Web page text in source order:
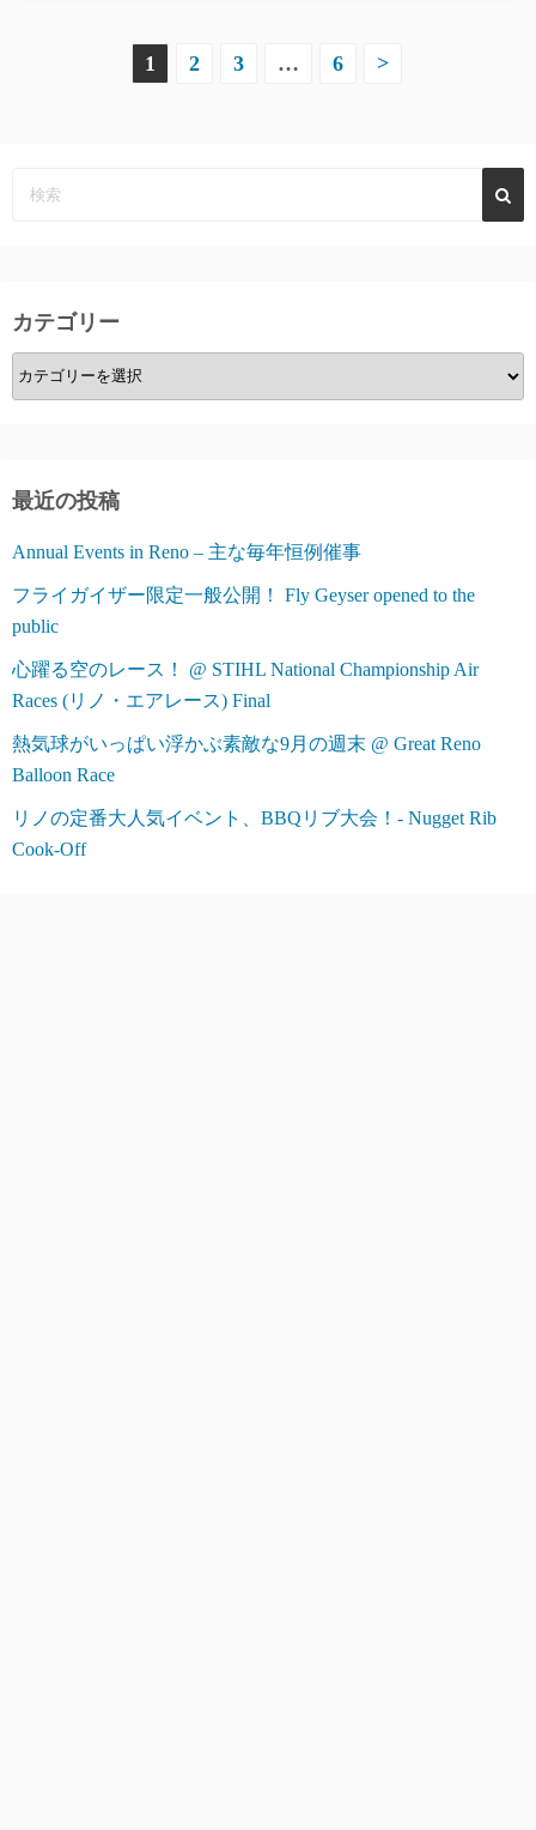
ペ
送
り
1 2 3 … 6 >
カテゴリー
カ
テ
ー
最近の投稿
Annual Events in Reno – 主な毎年恒例催事
フライガイザー限定一般公開！ Fly Geyser opened to the
public
心躍る空のレース！ @ STIHL National Championship Air
Races (リノ・エアレース) Final
熱気球がいっぱい浮かぶ素敵な9月の週末 @ Great Reno
Balloon Race
リノの定番大人気イベント、BBQリブ大会！- Nugget Rib
Cook-Off